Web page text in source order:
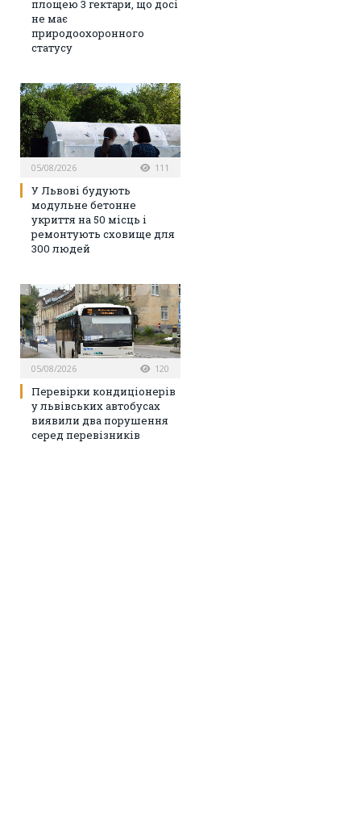
площею 3 гектари, що досі
не має
природоохоронного
статусу
05/08/2026 111
У Львові будують
модульне бетонне
укриття на 50 місць і
ремонтують сховище для
300 людей
05/08/2026 120
Перевірки кондиціонерів
у львівських автобусах
виявили два порушення
серед перевізників